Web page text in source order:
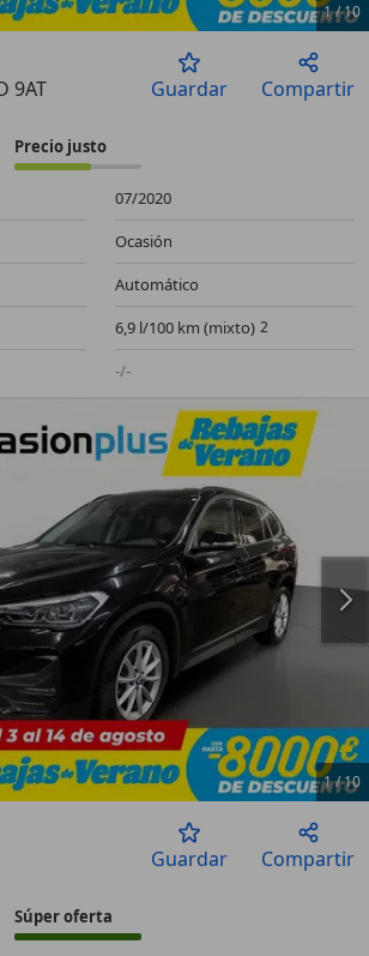
1/10
9AT
Guardar Compartir
Precio justo
07/2020
Ocasión
Automático
6,9 l/100 km (mixto)
-/-
1/10
Guardar Compartir
Súper oferta